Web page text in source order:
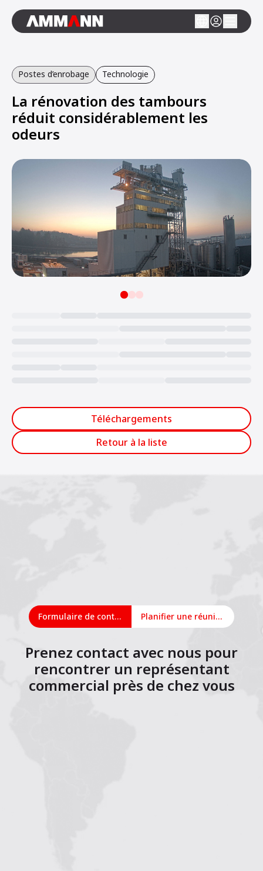
Postes d’enrobage Technologie
La rénovation des tambours
réduit considérablement les
odeurs
Téléchargements
Retour à la liste
Formulaire de contact Planifier une réunion en ligne
Prenez contact avec nous pour
rencontrer un représentant
commercial près de chez vous